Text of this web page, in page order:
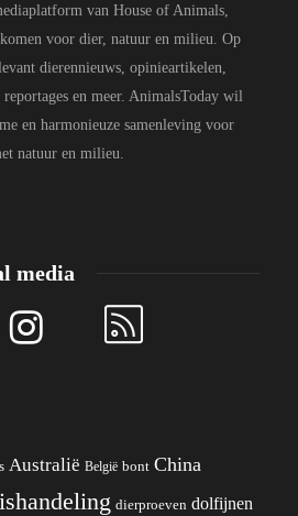
van House of Animals,
voor dier, natuur en milieu. Op
dierennieuws, opinieartikelen,
en meer. AnimalsToday wil
en harmonieuze samenleving voor
natuur en milieu.
media
Australië België bont China
dierproeven dolfijnen